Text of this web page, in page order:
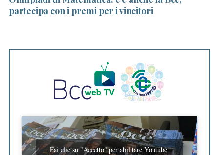
partecipa con i premi per i vincitori
Fai clic su "Accetto" per abilitare Youtube